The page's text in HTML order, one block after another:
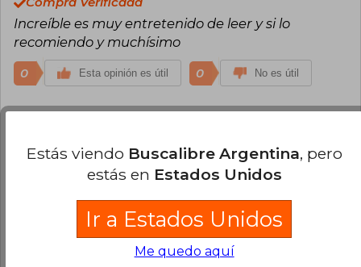
Increíble es muy entretenido de leer y si lo
recomiendo y muchísimo
0 Esta opinión es útil 0 No es útil
50% (1)
0% (0)
Estás viendo Buscalibre Argentina, pero
estás en Estados Unidos
Ir a Estados Unidos
Me quedo aquí